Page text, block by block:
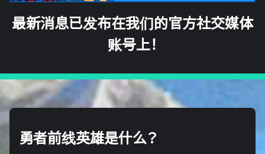
最新消息已发布在我们的官方社交媒体
账号上！
勇者前线英雄是什么？